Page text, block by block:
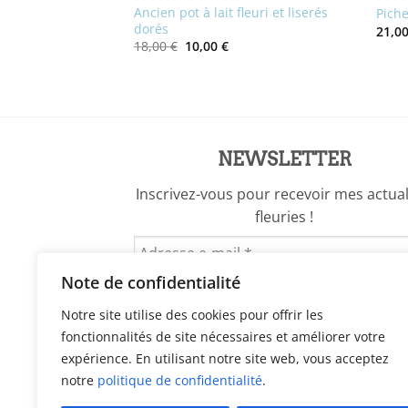
Note de confidentialité
Notre site utilise des cookies pour offrir les
fonctionnalités de site nécessaires et améliorer votre
expérience. En utilisant notre site web, vous acceptez
notre politique de confidentialité.
Ancien pot à lait fleuri et liserés
dorés
18,00€ Le
prix
10,00€Le
NEWSLETTER
Inscrivez-vous pour recevoir mes
fleuries !